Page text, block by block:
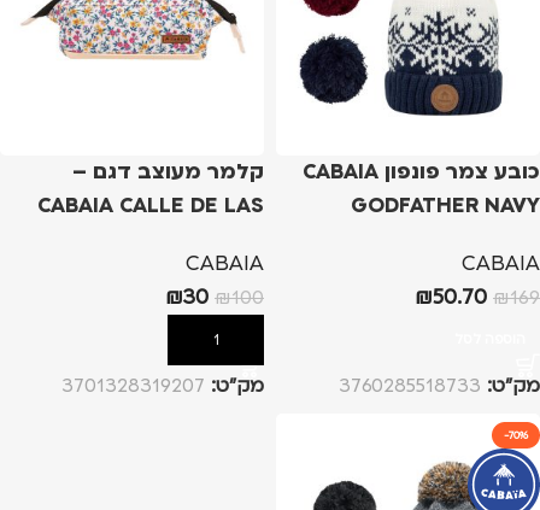
כובע צמר פונפון CABAIA
GODFATHER NAVY
CABAIA
₪169
₪50.70
מק”ט: 3760285518733
קלמר מעוצב דגם –
CABAIA CALLE DE LAS
CABAIA
₪100
₪30
הוספה לסל
מק”ט: 3701328319207
-70%